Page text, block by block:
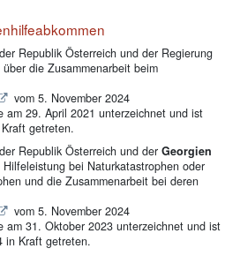
Republik Österreich und der Regierung
über die Zusammenarbeit beim
vom 5. November 2024
am 29. April 2021 unterzeichnet und ist
getreten.
Republik Österreich und der Georgien
bei Naturkatastrophen oder
und die Zusammenarbeit bei deren
vom 5. November 2024
am 31. Oktober 2023 unterzeichnet und ist
in Kraft getreten.